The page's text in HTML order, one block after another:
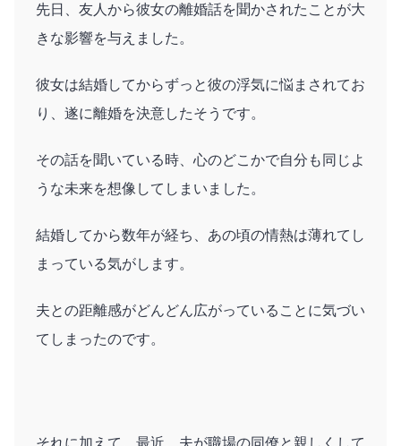
先日、友人から彼女の離婚話を聞かされたことが大
きな影響を与えました。
彼女は結婚してからずっと彼の浮気に悩まされてお
り、遂に離婚を決意したそうです。
その話を聞いている時、心のどこかで自分も同じよ
うな未来を想像してしまいました。
結婚してから数年が経ち、あの頃の情熱は薄れてし
まっている気がします。
夫との距離感がどんどん広がっていることに気づい
てしまったのです。
それに加えて、最近、夫が職場の同僚と親しくして